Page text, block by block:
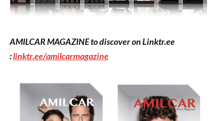
AMILCAR MAGAZINE to discover on Linktr.ee
:linktr.ee/amilcarmagazine